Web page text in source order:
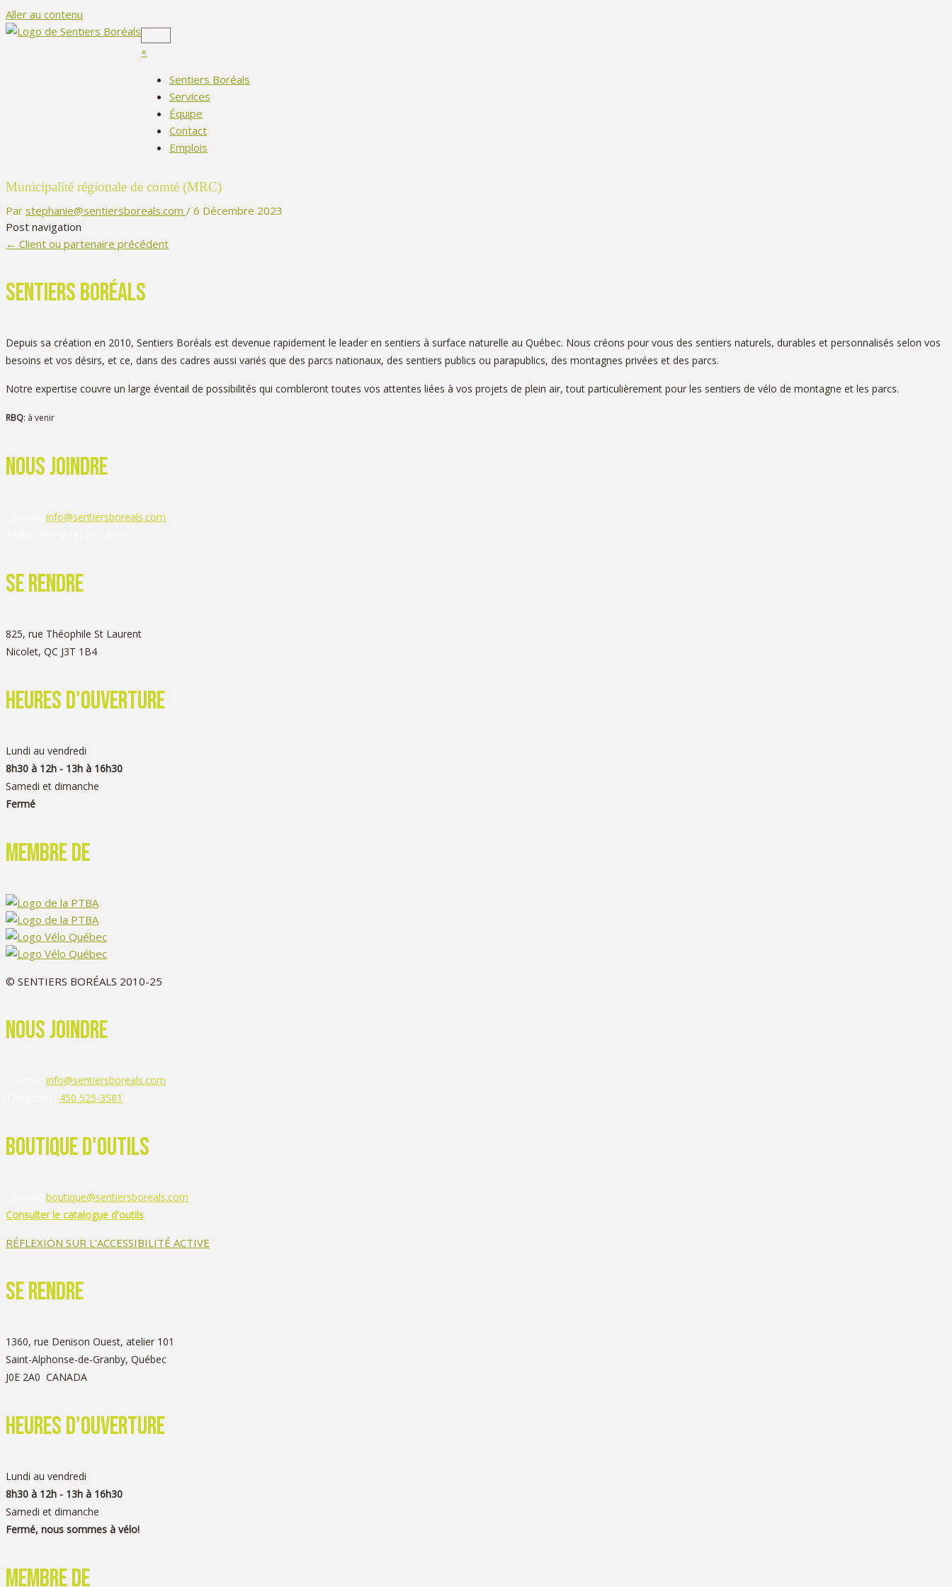
Aller au contenu
×
Sentiers Boréals
Services
Équipe
Contact
Emplois
Municipalité régionale de comté (MRC)
Par stephanie@sentiersboreals.com / 6 Décembre 2023
Post navigation
← Client ou partenaire précédent
Sentiers Boréals
Depuis sa création en 2010, Sentiers Boréals est devenue rapidement le leader en sentiers à surface naturelle au Québec. Nous créons pour vous des sentiers naturels, durables et personnalisés selon vos
besoins et vos désirs, et ce, dans des cadres aussi variés que des parcs nationaux, des sentiers publics ou parapublics, des montagnes privées et des parcs.
Notre expertise couvre un large éventail de possibilités qui combleront toutes vos attentes liées à vos projets de plein air, tout particulièrement pour les sentiers de vélo de montagne et les parcs.
RBQ: à venir
nous joindre
info@sentiersboreals.com
SE RENDRE
825, rue Théophile St Laurent
Nicolet, QC J3T 1B4
heures d'ouverture
Lundi au vendredi
8h30 à 12h - 13h à 16h30
Samedi et dimanche
Fermé
Membre de
© SENTIERS BORÉALS 2010-25
nous joindre
info@sentiersboreals.com
450 525-3581
Boutique d'outils
boutique@sentiersboreals.com
Consulter le catalogue d'outils
RÉFLEXION SUR L'ACCESSIBILITÉ ACTIVE
SE RENDRE
1360, rue Denison Ouest, atelier 101
Saint-Alphonse-de-Granby, Québec
J0E 2A0 CANADA
heures d'ouverture
Lundi au vendredi
8h30 à 12h - 13h à 16h30
Samedi et dimanche
Fermé, nous sommes à vélo!
Membre de